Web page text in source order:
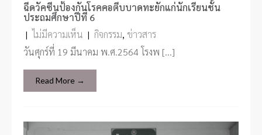
ฉีดวัคซีนป้องกันโรคคอตีบบาดทะยักแก่นักเรียนชั้น
ประถมศึกษาปีที่ 6
| ไม่มีความเห็น | กิจกรรม, ข่าวสาร
วันศุกร์ที่ 19 มีนาคม พ.ศ.2564 โรงพ […]
Read More →